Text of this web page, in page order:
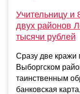
Учительницу и
двух районов
тысячи рублей
Сразу две кражи
Выборгском
таинственным
банковская